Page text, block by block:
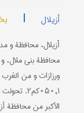
أزیلال |
أَزيلال، محافظة
محافظة بني
ورزازات و من
الأكبر من محافظة